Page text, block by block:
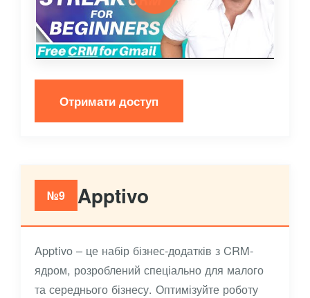
Отримати доступ
№9 Apptivo
Apptivo – це набір бізнес-додатків з CRM-
ядром, розроблений спеціально для малого
та середнього бізнесу. Оптимізуйте роботу